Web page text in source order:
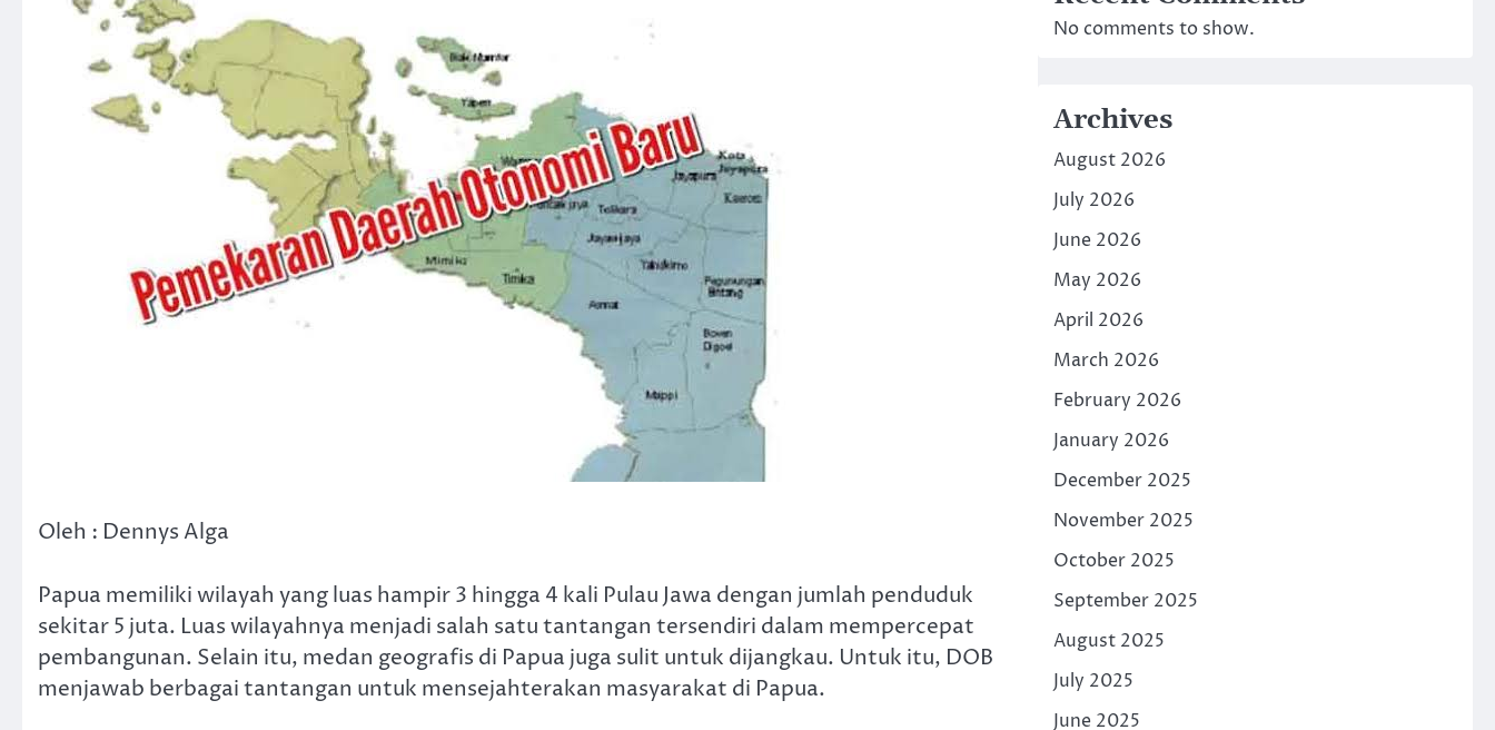
Oleh : Dennys Alga
Papua memiliki wilayah yang luas hampir 3 hingga 4 kali Pulau Jawa dengan jumlah penduduk
sekitar 5 juta. Luas wilayahnya menjadi salah satu tantangan tersendiri dalam mempercepat
pembangunan. Selain itu, medan geografis di Papua juga sulit untuk dijangkau. Untuk itu, DOB
menjawab berbagai tantangan untuk mensejahterakan masyarakat di Papua.
No comments to show.
Archives
August 2026
July 2026
June 2026
May 2026
April 2026
March 2026
February 2026
January 2026
December 2025
November 2025
October 2025
September 2025
August 2025
July 2025
June 2025